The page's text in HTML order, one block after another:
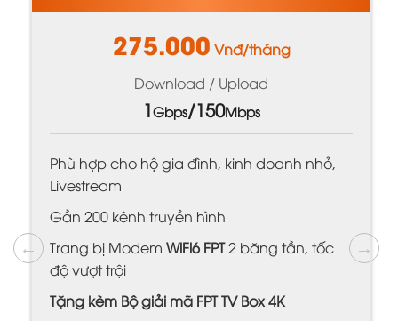
275.000 Vnđ/tháng
Download / Upload
1Gbps/150Mbps
Phù hợp cho hộ gia đình, kinh doanh nhỏ,
Livestream
Gần 200 kênh truyền hình
Trang bị Modem WiFi6 FPT2 băng tần, tốc
độ vượt trội
Tặng kèm Bộ giải mã FPT TV Box 4K